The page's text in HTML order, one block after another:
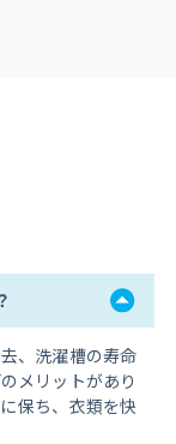
、洗濯槽の寿命
メリットがあり
保ち、衣類を快